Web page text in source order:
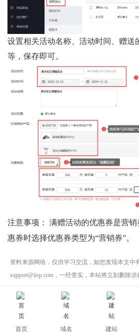
设置相关活动名称、活动时间、赠送
等，保存即可。
注意事项：
满赠活动的优惠券是营
惠券时选择优惠券类型为“营销券”。
资料来源网络，仅供学习交流，如您发现本文中
support@iisp.com，一经查实，本站将立刻删除涉
上一篇：
如何添加折扣促销活动？
下一篇：
如何添加满减促销活动？
首页 域名 建站